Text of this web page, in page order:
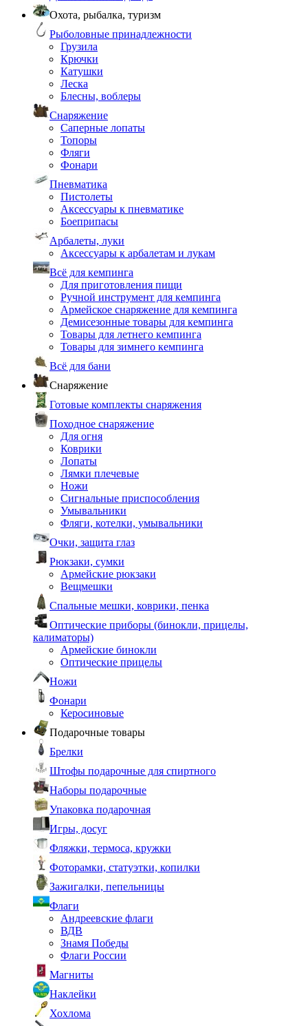
Охота, рыбалка, туризм
Рыболовные принадлежности
Грузила
Крючки
Катушки
Леска
Блесны, воблеры
Снаряжение
Саперные лопаты
Топоры
Фляги
Фонари
Пневматика
Пистолеты
Аксессуары к пневматике
Боеприпасы
Арбалеты, луки
Аксессуары к арбалетам и лукам
Всё для кемпинга
Для приготовления пищи
Ручной инструмент для кемпинга
Армейское снаряжение для кемпинга
Демисезонные товары для кемпинга
Товары для летнего кемпинга
Товары для зимнего кемпинга
Всё для бани
Снаряжение
Готовые комплекты снаряжения
Походное снаряжение
Для огня
Коврики
Лопаты
Лямки плечевые
Ножи
Сигнальные приспособления
Умывальники
Фляги, котелки, умывальники
Очки, защита глаз
Рюкзаки, сумки
Армейские рюкзаки
Вещмешки
Спальные мешки, коврики, пенка
Оптические приборы (бинокли, прицелы,
калиматоры)
Армейские бинокли
Оптические прицелы
Ножи
Фонари
Керосиновые
Подарочные товары
Брелки
Штофы подарочные для спиртного
Наборы подарочные
Упаковка подарочная
Игры, досуг
Фляжки, термоса, кружки
Фоторамки, статуэтки, копилки
Зажигалки, пепельницы
Флаги
Андреевские флаги
ВДВ
Знамя Победы
Флаги России
Магниты
Наклейки
Хохлома